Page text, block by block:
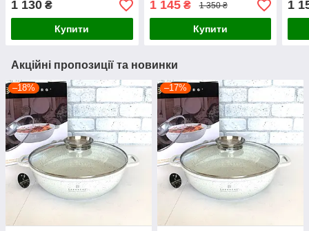
PTFE
1 130 ₴
Купити
1 145₴ 1 350 ₴
Купити
1
Акційні пропозиції та новинки
–18% –17%